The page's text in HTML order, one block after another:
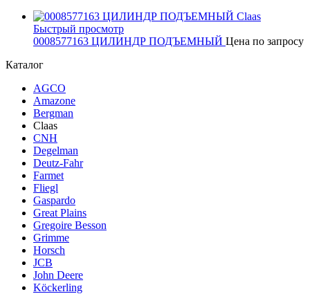
Быстрый просмотр
0008577163 ЦИЛИНДР ПОДЪЕМНЫЙ Цена по запросу
Каталог
AGCO
Amazone
Bergman
Claas
CNH
Degelman
Deutz-Fahr
Farmet
Fliegl
Gaspardo
Great Plains
Gregoire Besson
Grimme
Horsch
JCB
John Deere
Köckerling